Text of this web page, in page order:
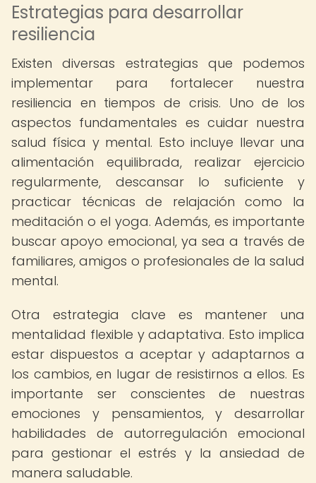
Estrategias para desarrollar
resiliencia
Existen diversas estrategias que podemos
implementar para fortalecer nuestra
resiliencia en tiempos de crisis. Uno de los
aspectos fundamentales es cuidar nuestra
salud física y mental. Esto incluye llevar una
alimentación equilibrada, realizar ejercicio
regularmente, descansar lo suficiente y
practicar técnicas de relajación como la
meditación o el yoga. Además, es importante
buscar apoyo emocional, ya sea a través de
familiares, amigos o profesionales de la salud
mental.
Otra estrategia clave es mantener una
mentalidad flexible y adaptativa. Esto implica
estar dispuestos a aceptar y adaptarnos a
los cambios, en lugar de resistirnos a ellos. Es
importante ser conscientes de nuestras
emociones y pensamientos, y desarrollar
habilidades de autorregulación emocional
para gestionar el estrés y la ansiedad de
manera saludable.